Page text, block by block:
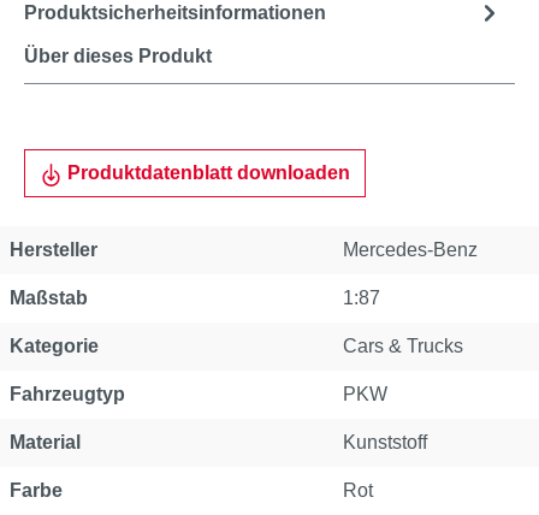
Über dieses Produkt
Produktsicherheitsinformationen
Produktdatenblatt downloaden
Hersteller Mercedes-Benz
Maßstab 1:87
Kategorie Cars & Trucks
Fahrzeugtyp PKW
Material Kunststoff
Farbe Rot